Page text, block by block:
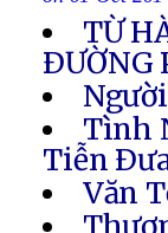
TỪ
ÐƯỜNG
Tình
Tiễn
Văn